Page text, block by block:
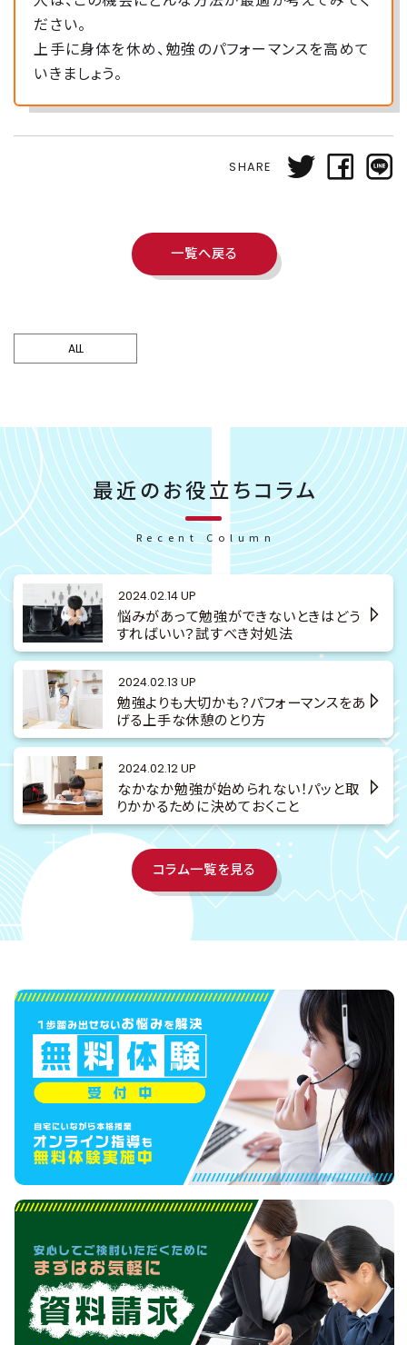
ださい。
上手に身体を休め、勉強のパフォーマンスを高めて
いきましょう。
SHARE
一覧へ戻る
ALL
最近のお役立ちコラム
Recent Column
2024.02.14 UP
悩みがあって勉強ができないときはどう
すればいい？試すべき対処法
2024.02.13 UP
勉強よりも大切かも？パフォーマンスをあ
げる上手な休憩のとり方
2024.02.12 UP
なかなか勉強が始められない！パッと取
りかかるために決めておくこと
コラム一覧を見る